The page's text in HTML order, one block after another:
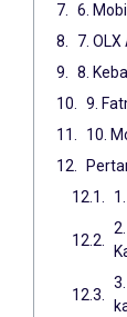
6.
7.
8.
9.
10.